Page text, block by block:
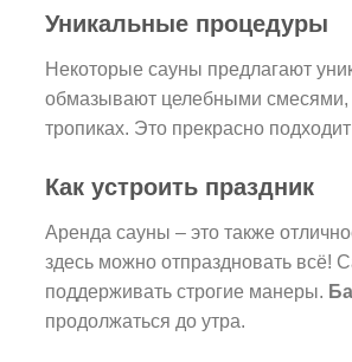
Уникальные процедуры
Некоторые сауны предлагают
обмазывают целебными смесями,
тропиках. Это прекрасно
Как устроить праздник
Аренда сауны – это также
здесь можно отпраздновать всё!
поддерживать строгие манеры.
продолжаться до утра.